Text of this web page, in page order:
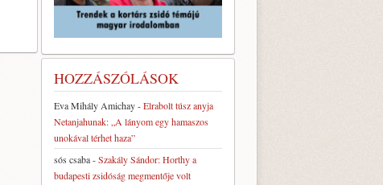
HOZZÁSZÓLÁSOK
Eva Mihály Amichay-Elrabolt túsz anyja
Netanjahunak: „A lányom egy hamaszos
unokával térhet haza”
sós csaba-Szakály Sándor: Horthy a
budapesti zsidóság megmentője volt